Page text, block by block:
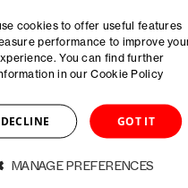
wissen?
cookies to offer useful features
performance to improve
You can find further
in ourCookie Policy
GOT IT
DECLINE
MANAGE PREFERENCES